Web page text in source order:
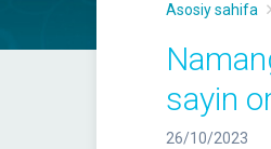
Asosiy sahifa
sayin
26/10/2023